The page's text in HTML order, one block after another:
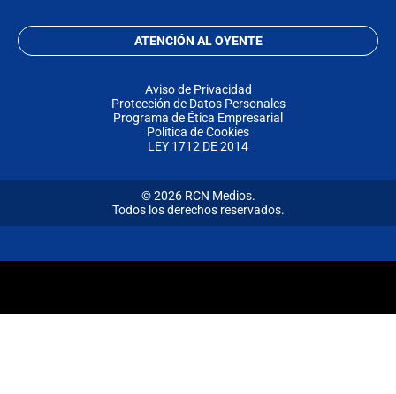
ATENCIÓN AL OYENTE
Aviso de Privacidad
Protección de Datos Personales
Programa de Ética Empresarial
Política de Cookies
LEY 1712 DE 2014
© 2026 RCN Medios.
Todos los derechos reservados.